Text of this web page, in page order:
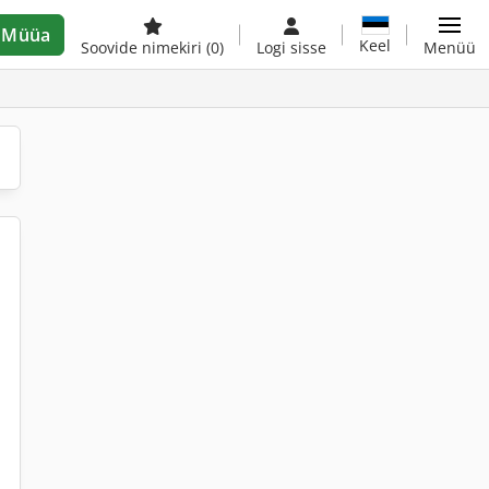
Müüa
Soovide nimekiri (0) Logi sisse Keel Menüü